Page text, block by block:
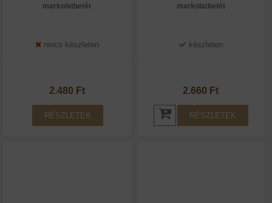
markolatbetét
nincs készleten
2.480 Ft
RÉSZLETEK
markolatbetét
készleten
2.660 Ft
RÉSZLETEK